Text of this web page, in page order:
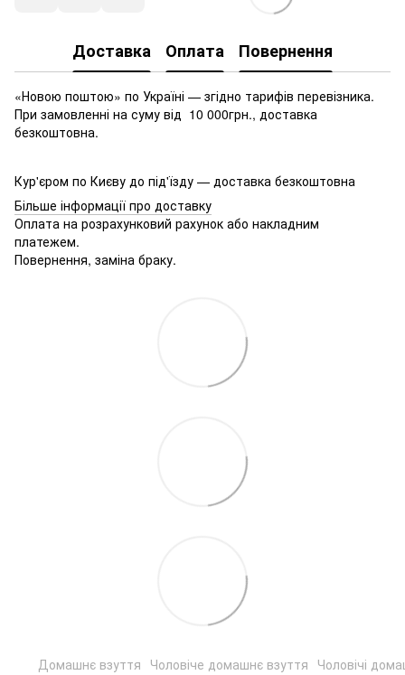
Доставка Оплата Повернення
«Новою поштою» по Україні — згідно тарифів перевізника.
При замовленні на суму від 10 000грн., доставка
безкоштовна.
Кур'єром по Києву до під'їзду — доставка безкоштовна
Більше інформації про доставку
Оплата на розрахунковий рахунок або накладним
платежем.
Повернення, заміна браку.
Домашнє взуття Чоловіче домашнє взуття Чоловічі